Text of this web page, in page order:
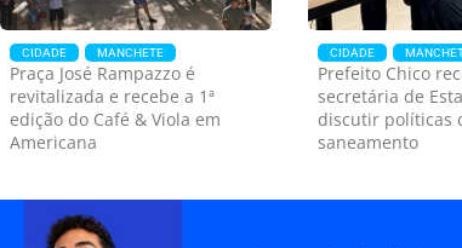
CIDADE MANCHETE
Praça José Rampazzo é
revitalizada e recebe a 1ª
edição do Café & Viola em
Americana
CIDADE
Prefeito Chico
secretária de
discutir políticas
saneamento